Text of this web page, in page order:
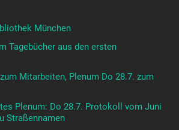
München
Tagebücher aus den ersten
Mitarbeiten, Plenum Do 28.7. zum
Plenum: Do 28.7. Protokoll vom Juni
Straßennamen